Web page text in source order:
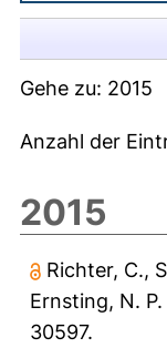
Gehe zu: 2015
Anzahl der
2015
Richter, C.,
Ernsting, N. P.
30597.